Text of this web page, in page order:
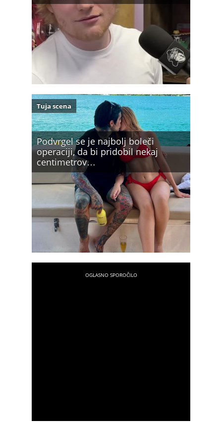
Podvrgel se je najbolj boleči
operaciji, da bi pridobil nekaj
centimetrov…
Tuja scena